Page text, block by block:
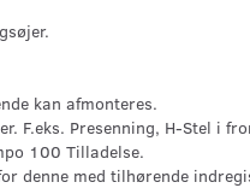
kan afmonteres.
F.eks. Presenning, H-Stel i
100 Tilladelse.
denne med tilhørende